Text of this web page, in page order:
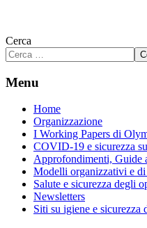
Cerca
Menu
Home
Organizzazione
I Working Papers di
COVID-19 e sicurezza
Approfondimenti, Guide
Modelli organizzativi e di
Salute e sicurezza degli
Newsletters
Siti su igiene e sicurezza